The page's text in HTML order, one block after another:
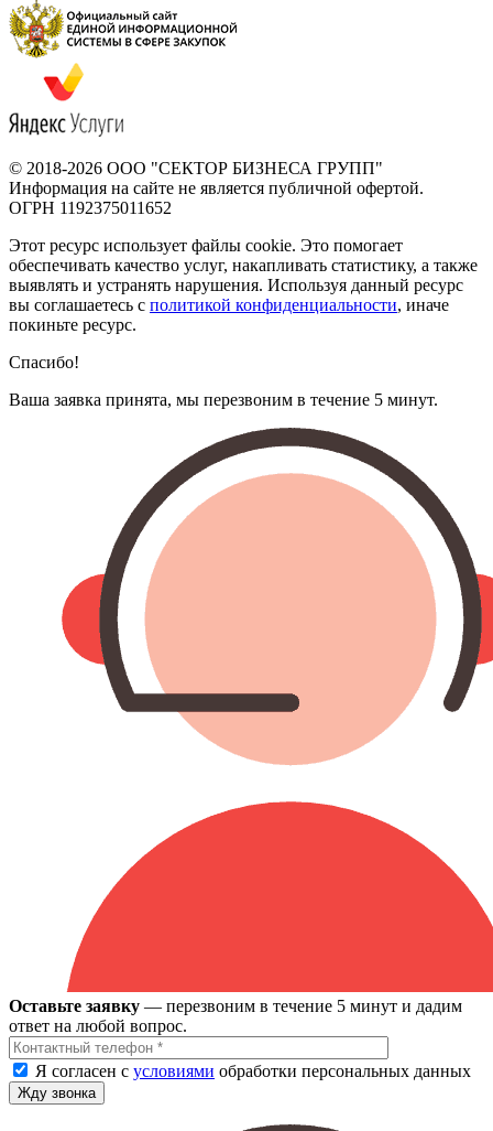
© 2018-2026 ООО "СЕКТОР БИЗНЕСА ГРУПП"
Информация на сайте не является публичной офертой.
ОГРН 1192375011652
Этот ресурс использует файлы cookie. Это помогает
обеспечивать качество услуг, накапливать статистику, а также
выявлять и устранять нарушения. Используя данный ресурс
вы соглашаетесь с политикой конфиденциальности, иначе
покиньте ресурс.
Спасибо!
Ваша заявка принята, мы перезвоним в течение 5 минут.
Оставьте заявку — перезвоним в течение 5 минут и дадим
ответ на любой вопрос.
Я согласен с условиями обработки персональных данных